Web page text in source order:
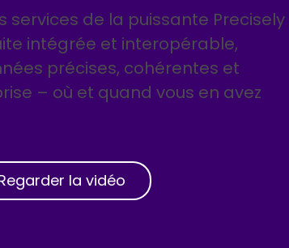
services de la puissante Precisely
intégrée et interopérable,
précises, cohérentes et
– où et quand vous en avez
la vidéo